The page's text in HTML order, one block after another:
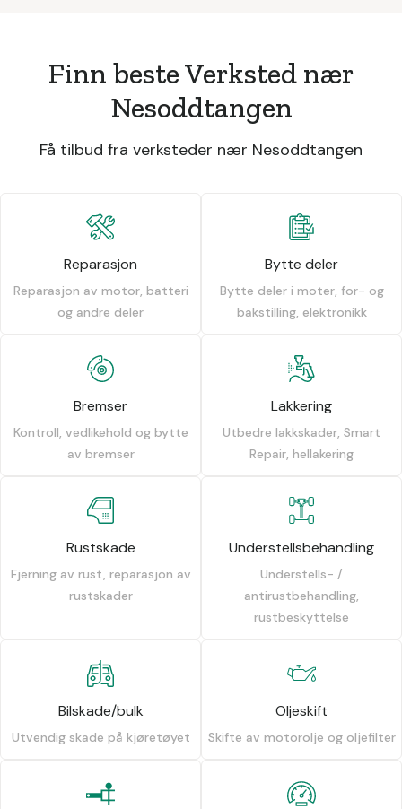
Finn beste Verksted nær
Nesoddtangen
Få tilbud fra verksteder nær Nesoddtangen
Reparasjon
Reparasjon av motor, batteri
og andre deler
Bytte deler
Bytte deler i moter, for- og
bakstilling, elektronikk
Bremser
Kontroll, vedlikehold og bytte
av bremser
Lakkering
Utbedre lakkskader, Smart
Repair, hellakering
Rustskade
Fjerning av rust, reparasjon av
rustskader
Understellsbehandling
Understells- /
antirustbehandling,
rustbeskyttelse
Bilskade/bulk
Utvendig skade på kjøretøyet
Oljeskift
Skifte av motorolje og oljefilter